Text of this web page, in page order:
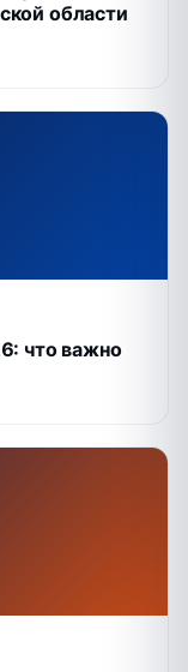
области
что важно